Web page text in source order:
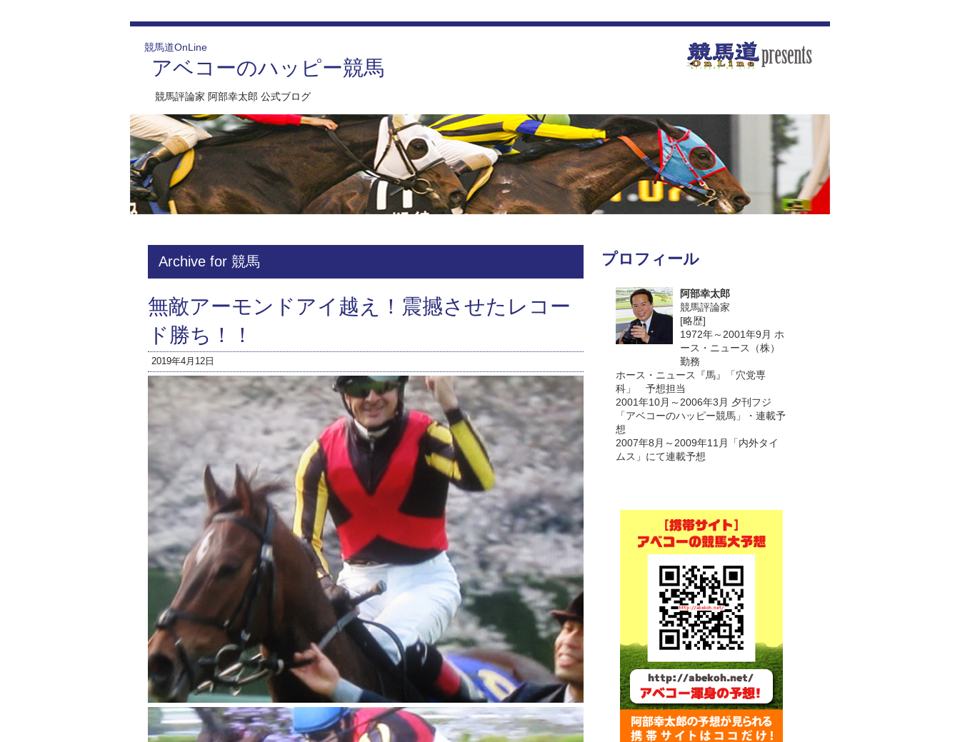
競馬道OnLine
アベコーのハッピー競馬
競馬評論家 阿部幸太郎 公式ブログ
Archive for 競馬
無敵アーモンドアイ越え！震撼させたレコー
ド勝ち！！
2019年4月12日
プロフィール
阿部幸太郎
競馬評論家
[略歴]
1972年～2001年9月 ホ
ース・ニュース（株）
勤務
ホース・ニュース『馬』「穴党専
科」 予想担当
2001年10月～2006年3月 夕刊フジ
「アベコーのハッピー競馬」・連載予
想
2007年8月～2009年11月「内外タイ
ムス」にて連載予想